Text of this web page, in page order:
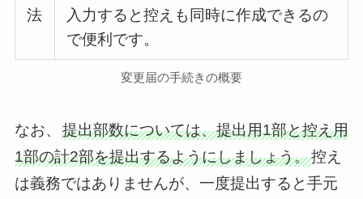
法
入力すると控えも同時に作成できるの
で便利です。
変更届の手続きの概要
なお、 提出部数については、提出用1部と控え用
1部の計2部を提出するようにしましょう。控え
は義務ではありませんが、一度提出すると手元